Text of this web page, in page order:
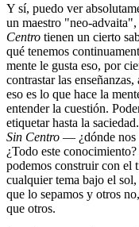
Y sí, puedo ver
un maestro "neo-
Centro tienen un cierto
qué tenemos
mente le gusta eso, por
contrastar las
eso es lo que hace la
entender la cuestión.
etiquetar hasta la
Sin Centro — ¿dónde nos
¿Todo este
podemos construir con el
cualquier tema bajo el
que lo sepamos y otros
que otros.